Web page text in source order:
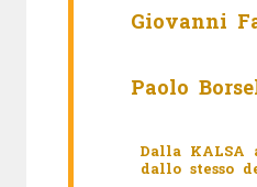
Giovanni
Paolo
Dalla KALSA
dallo stesso